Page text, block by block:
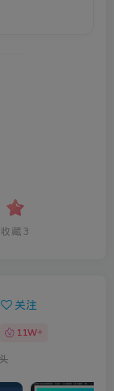
收藏 3
关注
11W+